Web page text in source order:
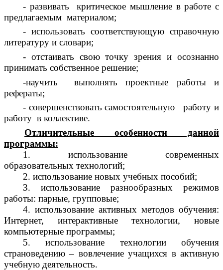
- развивать критическое мышление в работе с
предлагаемым материалом;
- использовать соответствующую справочную
литературу и словари;
- отстаивать свою точку зрения и осознанно
принимать собственное решение;
-научить выполнять проектные работы и
рефераты;
- совершенствовать самостоятельную работу и
работу в коллективе.
Отличительные особенности данной
программы:
1. использование современных
образовательных технологий;
2. использование новых учебных пособий;
3. использование разнообразных режимов
работы: парные, групповые;
4. использование активных методов обучения:
Интернет, интерактивные технологии, новые
компьютерные программы;
5. использование технологии обучения
страноведению – вовлечение учащихся в активную
учебную деятельность.